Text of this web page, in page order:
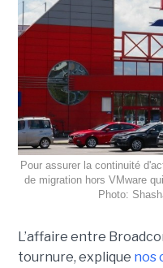
Pour assurer la continuité
de migration hors VMware
Photo:
L’affaire entre
tournure, explique nos